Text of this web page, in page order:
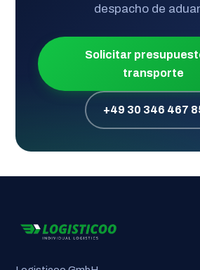
despacho de
Solicitar
transporte
+49 30 346 467